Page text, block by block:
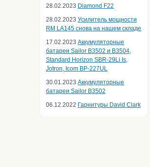
28.02.2023 Diamond F22
28.02.2023 Усилитель мощности
RM LA145 снова на нашем складе
17.02.2023 Аккумуляторные
батареи Sailor B3502 и B3504,
Standard Horizon SBR-29Li Is,
Jotron, Icom BP-227UL
30.01.2023 Аккумуляторные
батареи Sailor B3502
06.12.2022 Гарнитуры David Clark